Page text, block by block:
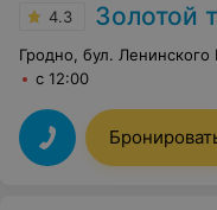
4.3 Золотой
Гродно, бул.
с 12:00